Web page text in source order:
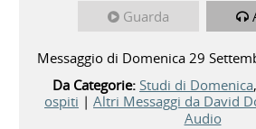
Guarda
Messaggio di Domenica 29
Da Categorie: Studi di Domenica,
ospiti | Altri Messaggi da David
Audio